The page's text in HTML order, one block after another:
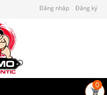
Đăng nhập Đăng ký
0